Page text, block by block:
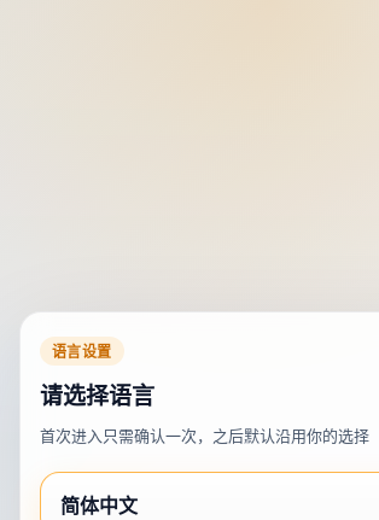
语言设置
请选择语言
首次进入只需确认一次，之后默认沿用你的选择
简体中文